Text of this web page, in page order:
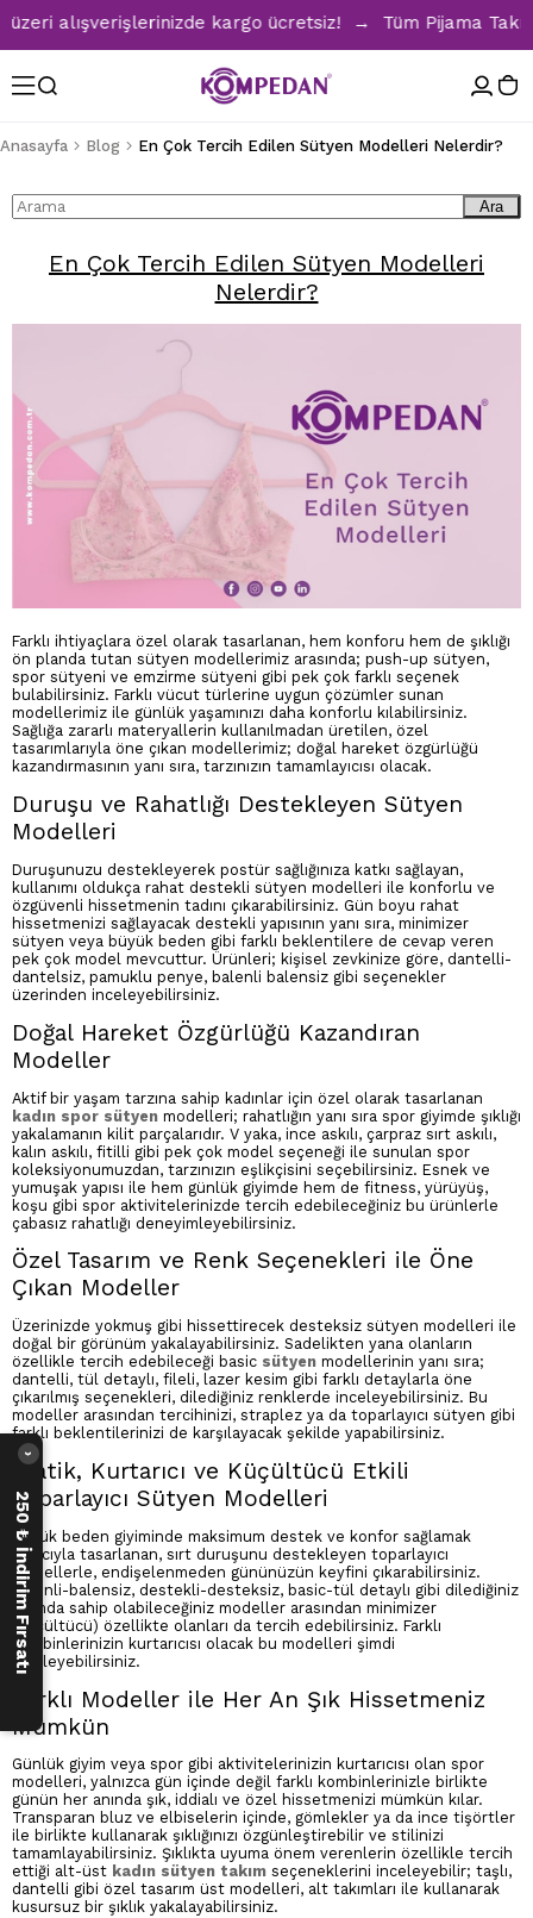
alışverişlerinizde kargo ücretsiz! → Tüm Pijama
Anasayfa Blog En Çok Tercih Edilen Sütyen Modelleri Nelerdir?
Ara
En Çok Tercih Edilen Sütyen Modelleri
Nelerdir?
Farklı ihtiyaçlara özel olarak tasarlanan, hem konforu hem de şıklığı
ön planda tutan sütyen modellerimiz arasında; push-up sütyen,
spor sütyeni ve emzirme sütyeni gibi pek çok farklı seçenek
bulabilirsiniz. Farklı vücut türlerine uygun çözümler sunan
modellerimiz ile günlük yaşamınızı daha konforlu kılabilirsiniz.
Sağlığa zararlı materyallerin kullanılmadan üretilen, özel
tasarımlarıyla öne çıkan modellerimiz; doğal hareket özgürlüğü
kazandırmasının yanı sıra, tarzınızın tamamlayıcısı olacak.
Duruşu ve Rahatlığı Destekleyen Sütyen
Modelleri
Duruşunuzu destekleyerek postür sağlığınıza katkı sağlayan,
kullanımı oldukça rahat destekli sütyen modelleri ile konforlu ve
özgüvenli hissetmenin tadını çıkarabilirsiniz. Gün boyu rahat
hissetmenizi sağlayacak destekli yapısının yanı sıra, minimizer
sütyen veya büyük beden gibi farklı beklentilere de cevap veren
pek çok model mevcuttur. Ürünleri; kişisel zevkinize göre, dantelli-
dantelsiz, pamuklu penye, balenli balensiz gibi seçenekler
üzerinden inceleyebilirsiniz.
Doğal Hareket Özgürlüğü Kazandıran
Modeller
Aktif bir yaşam tarzına sahip kadınlar için özel olarak tasarlanan
kadın spor sütyen modelleri; rahatlığın yanı sıra spor giyimde şıklığı
yakalamanın kilit parçalarıdır. V yaka, ince askılı, çarpraz sırt askılı,
kalın askılı, fitilli gibi pek çok model seçeneği ile sunulan spor
koleksiyonumuzdan, tarzınızın eşlikçisini seçebilirsiniz. Esnek ve
yumuşak yapısı ile hem günlük giyimde hem de fitness, yürüyüş,
koşu gibi spor aktivitelerinizde tercih edebileceğiniz bu ürünlerle
çabasız rahatlığı deneyimleyebilirsiniz.
Özel Tasarım ve Renk Seçenekleri ile Öne
Çıkan Modeller
Üzerinizde yokmuş gibi hissettirecek desteksiz sütyen modelleri ile
doğal bir görünüm yakalayabilirsiniz. Sadelikten yana olanların
özellikle tercih edebileceği basic sütyen modellerinin yanı sıra;
dantelli, tül detaylı, fileli, lazer kesim gibi farklı detaylarla öne
çıkarılmış seçenekleri, dilediğiniz renklerde inceleyebilirsiniz. Bu
modeller arasından tercihinizi, straplez ya da toparlayıcı sütyen gibi
farklı beklentilerinizi de karşılayacak şekilde yapabilirsiniz.
Pratik, Kurtarıcı ve Küçültücü Etkili
Toparlayıcı Sütyen Modelleri
Büyük beden giyiminde maksimum destek ve konfor sağlamak
amacıyla tasarlanan, sırt duruşunu destekleyen toparlayıcı
modellerle, endişelenmeden gününüzün keyfini çıkarabilirsiniz.
Balenli-balensiz, destekli-desteksiz, basic-tül detaylı gibi dilediğiniz
formda sahip olabileceğiniz modeller arasından minimizer
(küçültücü) özellikte olanları da tercih edebilirsiniz. Farklı
kombinlerinizin kurtarıcısı olacak bu modelleri şimdi
inceleyebilirsiniz.
Farklı Modeller ile Her An Şık Hissetmeniz
Mümkün
Günlük giyim veya spor gibi aktivitelerinizin kurtarıcısı olan spor
modelleri, yalnızca gün içinde değil farklı kombinlerinizle birlikte
günün her anında şık, iddialı ve özel hissetmenizi mümkün kılar.
Transparan bluz ve elbiselerin içinde, gömlekler ya da ince tişörtler
ile birlikte kullanarak şıklığınızı özgünleştirebilir ve stilinizi
tamamlayabilirsiniz. Şıklıkta uyuma önem verenlerin özellikle tercih
ettiği alt-üst kadın sütyen takım seçeneklerini inceleyebilir; taşlı,
dantelli gibi özel tasarım üst modelleri, alt takımları ile kullanarak
kusursuz bir şıklık yakalayabilirsiniz.
250 ₺ İndirim Fırsatı
›